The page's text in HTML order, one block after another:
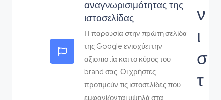
αναγνωρισιμότητας της
ιστοσελίδας
Η παρουσία στην πρώτη σελίδα
της Google ενισχύει την
αξιοπιστία και το κύρος του
brand σας. Οι χρήστες
προτιμούν τις ιστοσελίδες που
εμφανίζονται υψηλά στα
ν
ι
σ
τ